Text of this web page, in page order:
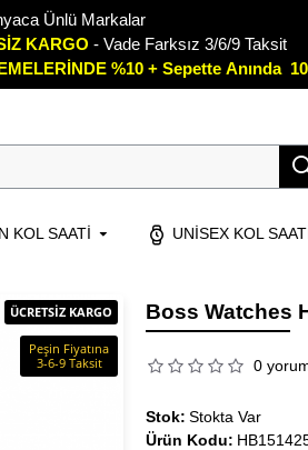
Ünlü Markalar
KARGO - Vade Farksız 3/6/9 Taksit
%10 + Sepette Anında
KOL SAATI UNISEX KOL
ÜCRETSİZ KARGO
Peşin Fiyatına
3-6-9 Taksit
Boss Watches
0
Stok: Stokta Var
Ürün Kodu: